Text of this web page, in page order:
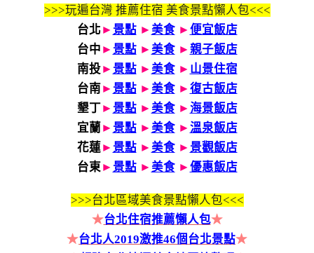
>>>玩遍台灣 推薦住宿 美食景點懶人包<<<
台北 ► 景點 ► 美食► 便宜飯店
台中 ► 景點 ► 美食► 親子飯店
南投► 景點 ► 美食► 山景住宿
台南► 景點 ► 美食► 復古飯店
墾丁► 景點 ► 美食► 海景飯店
宜蘭 ► 景點 ► 美食► 溫泉飯店
花蓮► 景點 ► 美食► 景觀飯店
台東► 景點 ► 美食► 優惠飯店
>>>台北區域美食景點懶人包<<<
★台北住宿推薦懶人包★
★台北人2019激推46個台北景點★